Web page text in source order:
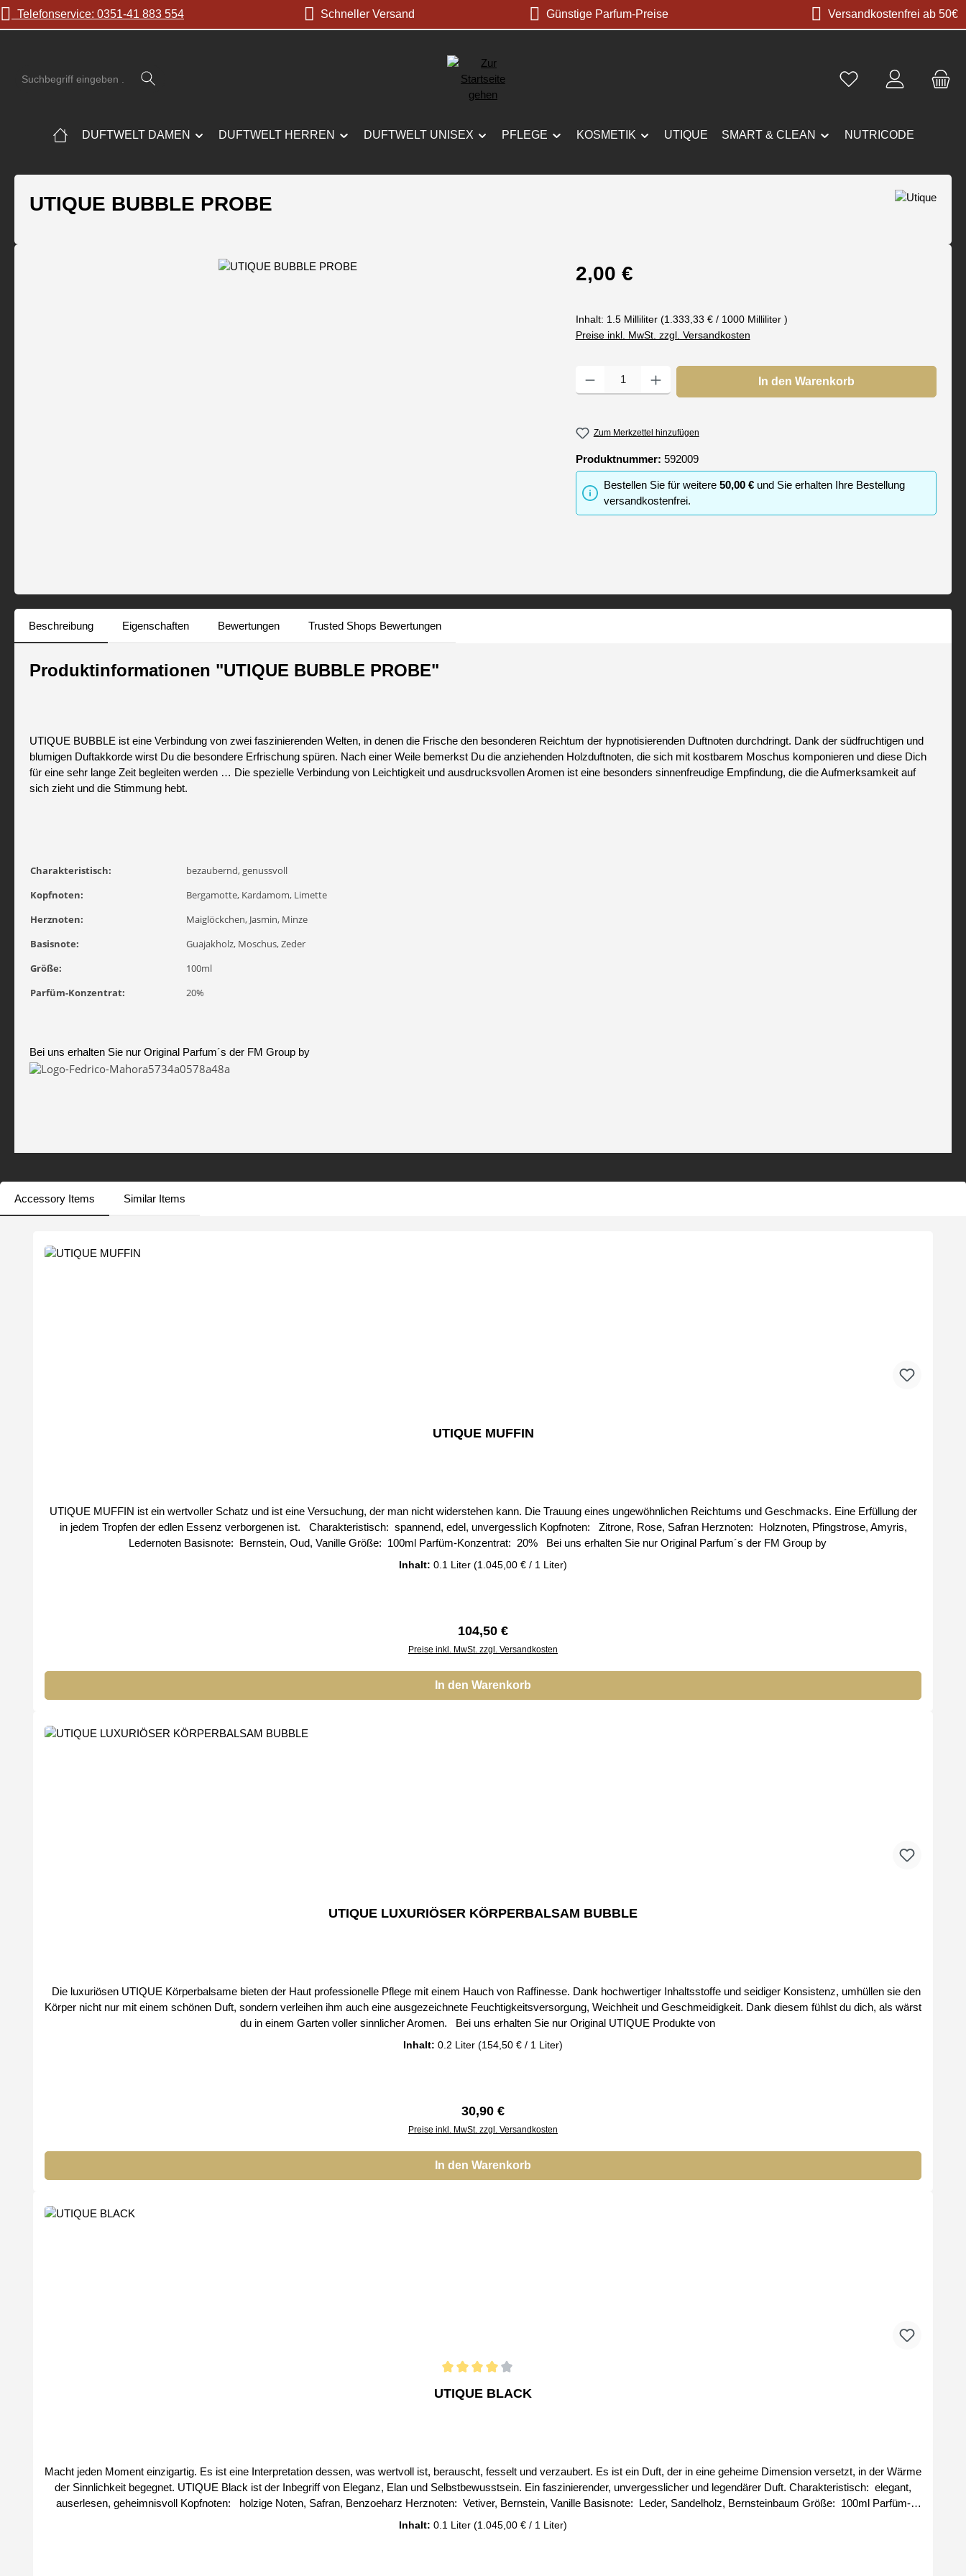
Hauptinhalt springen
Zur Suche springen
Zur Hauptnavigation springen
Telefonservice: 0351-41 883 554 Schneller Versand Günstige Parfum-Preise Versandkostenfrei ab 50€
DUFTWELT DAMEN DUFTWELT HERREN DUFTWELT UNISEX PFLEGE KOSMETIK UTIQUE SMART & CLEAN NUTRICODE
UTIQUE BUBBLE PROBE
Regulärer Preis:
2,00 €
Inhalt: 1.5 Milliliter (1.333,33 € / 1000 Milliliter )
Preise inkl. MwSt. zzgl. Versandkosten
Produkt Anzahl: Gib den gewünschten Wert ein oder benutze die Schaltflächen um
In den Warenkorb
Zum Merkzettel hinzufügen
Produktnummer: 592009
Bestellen Sie für weitere 50,00 €und Sie erhalten Ihre Bestellung
versandkostenfrei.
Beschreibung Eigenschaften Bewertungen Trusted Shops Bewertungen
Produktinformationen "UTIQUE BUBBLE PROBE"
UTIQUE BUBBLE ist eine Verbindung von zwei faszinierenden Welten, in denen die Frische den besonderen Reichtum der hypnotisierenden Duftnoten durchdringt. Dank der südfruchtigen und
blumigen Duftakkorde wirst Du die besondere Erfrischung spüren. Nach einer Weile bemerkst Du die anziehenden Holzduftnoten, die sich mit kostbarem Moschus komponieren und diese Dich
für eine sehr lange Zeit begleiten werden … Die spezielle Verbindung von Leichtigkeit und ausdrucksvollen Aromen ist eine besonders sinnenfreudige Empfindung, die die Aufmerksamkeit auf
sich zieht und die Stimmung hebt.
Charakteristisch:
bezaubernd, genussvoll
Kopfnoten:
Bergamotte, Kardamom, Limette
Herznoten:
Maiglöckchen, Jasmin, Minze
Basisnote:
Guajakholz, Moschus, Zeder
Größe:
100ml
Parfüm-Konzentrat:
20%
Bei uns erhalten Sie nur Original Parfum´s der FM Group by
Accessory Items Similar Items
UTIQUE MUFFIN
UTIQUE MUFFIN ist ein wertvoller Schatz und ist eine Versuchung, der man nicht widerstehen kann. Die Trauung eines ungewöhnlichen Reichtums und Geschmacks. Eine Erfüllung der
in jedem Tropfen der edlen Essenz verborgenen ist. Charakteristisch: spannend, edel, unvergesslich Kopfnoten: Zitrone, Rose, Safran Herznoten: Holznoten, Pfingstrose, Amyris,
Ledernoten Basisnote: Bernstein, Oud, Vanille Größe: 100ml Parfüm-Konzentrat: 20% Bei uns erhalten Sie nur Original Parfum´s der FM Group by
Inhalt: 0.1 Liter (1.045,00 € / 1 Liter)
Regulärer Preis:
104,50 €
Preise inkl. MwSt. zzgl. Versandkosten
In den Warenkorb
UTIQUE LUXURIÖSER KÖRPERBALSAM BUBBLE
Die luxuriösen UTIQUE Körperbalsame bieten der Haut professionelle Pflege mit einem Hauch von Raffinesse. Dank hochwertiger Inhaltsstoffe und seidiger Konsistenz, umhüllen sie den
Körper nicht nur mit einem schönen Duft, sondern verleihen ihm auch eine ausgezeichnete Feuchtigkeitsversorgung, Weichheit und Geschmeidigkeit. Dank diesem fühlst du dich, als wärst
du in einem Garten voller sinnlicher Aromen. Bei uns erhalten Sie nur Original UTIQUE Produkte von
Inhalt: 0.2 Liter (154,50 € / 1 Liter)
Regulärer Preis:
30,90 €
Preise inkl. MwSt. zzgl. Versandkosten
In den Warenkorb
UTIQUE BLACK
Macht jeden Moment einzigartig. Es ist eine Interpretation dessen, was wertvoll ist, berauscht, fesselt und verzaubert. Es ist ein Duft, der in eine geheime Dimension versetzt, in der Wärme
der Sinnlichkeit begegnet. UTIQUE Black ist der Inbegriff von Eleganz, Elan und Selbstbewusstsein. Ein faszinierender, unvergesslicher und legendärer Duft. Charakteristisch: elegant,
auserlesen, geheimnisvoll Kopfnoten: holzige Noten, Safran, Benzoeharz Herznoten: Vetiver, Bernstein, Vanille Basisnote: Leder, Sandelholz, Bernsteinbaum Größe: 100ml Parfüm-
Konzentrat: 20% Bei uns erhalten Sie nur Original Parfum´s der FM Group by
Inhalt: 0.1 Liter (1.045,00 € / 1 Liter)